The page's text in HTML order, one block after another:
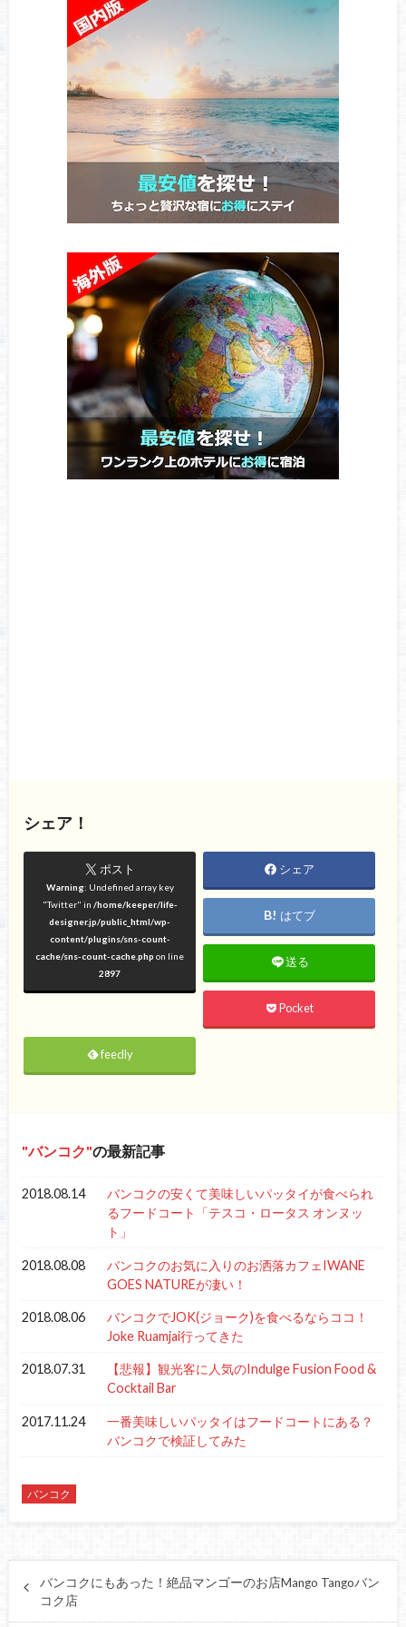
シェア！
ポスト
Warning: Undefined array key
"Twitter" in /home/keeper/life-
designer.jp/public_html/wp-
content/plugins/sns-count-
cache/sns-count-cache.php on line
2897
シェア
はてブ
送る
Pocket
feedly
バンコク の最新記事
2018.08.14
バンコクの安くて美味しいパッタイが食べられ
るフードコート「テスコ・ロータス オンヌッ
ト」
2018.08.08
バンコクのお気に入りのお洒落カフェIWANE
GOES NATUREが凄い！
2018.08.06
バンコクでJOK(ジョーク)を食べるならココ！
Joke Ruamjai行ってきた
2018.07.31
【悲報】観光客に人気のIndulge Fusion Food &
Cocktail Bar
2017.11.24
一番美味しいパッタイはフードコートにある？
バンコクで検証してみた
バンコク
バンコクにもあった！絶品マンゴーのお店Mango Tangoバン
コク店